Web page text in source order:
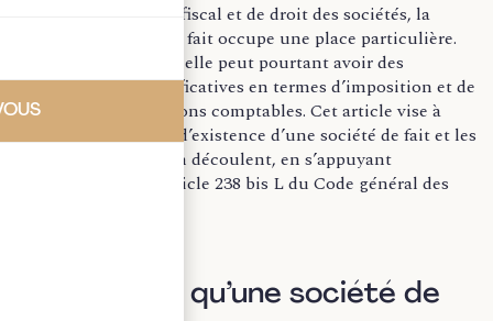
En matière de droit fiscal et de droit des sociétés, la
notion de société de fait occupe une place particulière.
Souvent méconnue, elle peut pourtant avoir des
conséquences significatives en termes d’imposition et de
gestion des obligations comptables. Cet article vise à
clarifier les critères d’existence d’une société de fait et les
règles fiscales qui en découlent, en s’appuyant
notamment sur l’article 238 bis L du Code général des
I. Qu’est-ce qu’une société de